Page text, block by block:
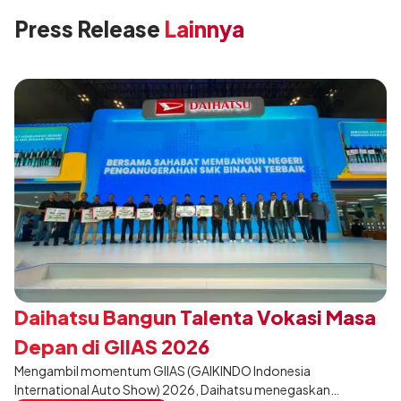
Press Release Lainnya
Daihatsu Bangun Talenta Vokasi Masa
Depan di GIIAS 2026
Mengambil momentum GIIAS (GAIKINDO Indonesia
International Auto Show) 2026, Daihatsu menegaskan